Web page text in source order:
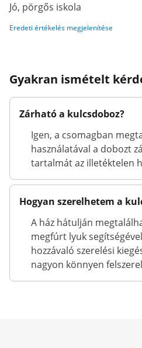
Jó, pörgős iskola
Eredeti értékelés megjelenítése
Gyakran ismételt
Zárható a kulcsdoboz?
Igen, a csomagban
használatával a dobozt
tartalmát az illetéktelen
Hogyan szerelhetem a
A ház hátulján
megfúrt lyuk
hozzávaló szerelési
nagyon könnyen